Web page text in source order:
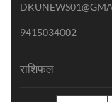
9415034002
राशिफल